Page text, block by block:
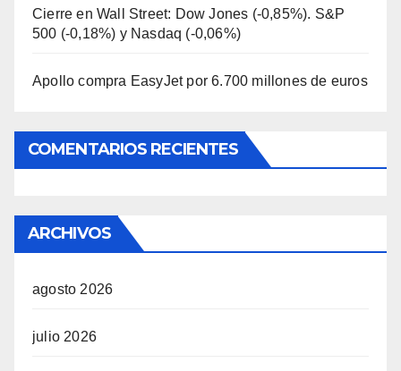
Cierre en Wall Street: Dow Jones (-0,85%). S&P
500 (-0,18%) y Nasdaq (-0,06%)
Apollo compra EasyJet por 6.700 millones de euros
COMENTARIOS RECIENTES
ARCHIVOS
agosto 2026
julio 2026